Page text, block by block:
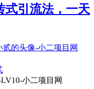
式引流法，一天